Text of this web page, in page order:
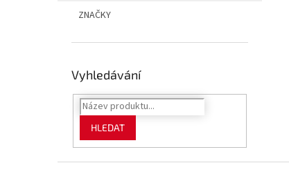
ZNAČKY
Vyhledávání
HLEDAT